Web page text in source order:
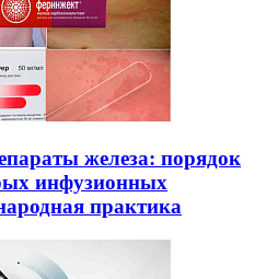
железа: порядок
инфузионных
практика